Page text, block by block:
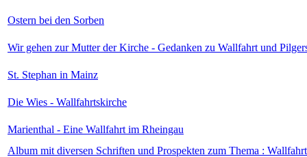
Ostern bei den Sorben
Wir gehen zur Mutter der Kirche - Gedanken zu Wallfahrt und
St. Stephan in Mainz
Die Wies - Wallfahrtskirche
Marienthal - Eine Wallfahrt im Rheingau
Album mit diversen Schriften und Prospekten zum Thema :